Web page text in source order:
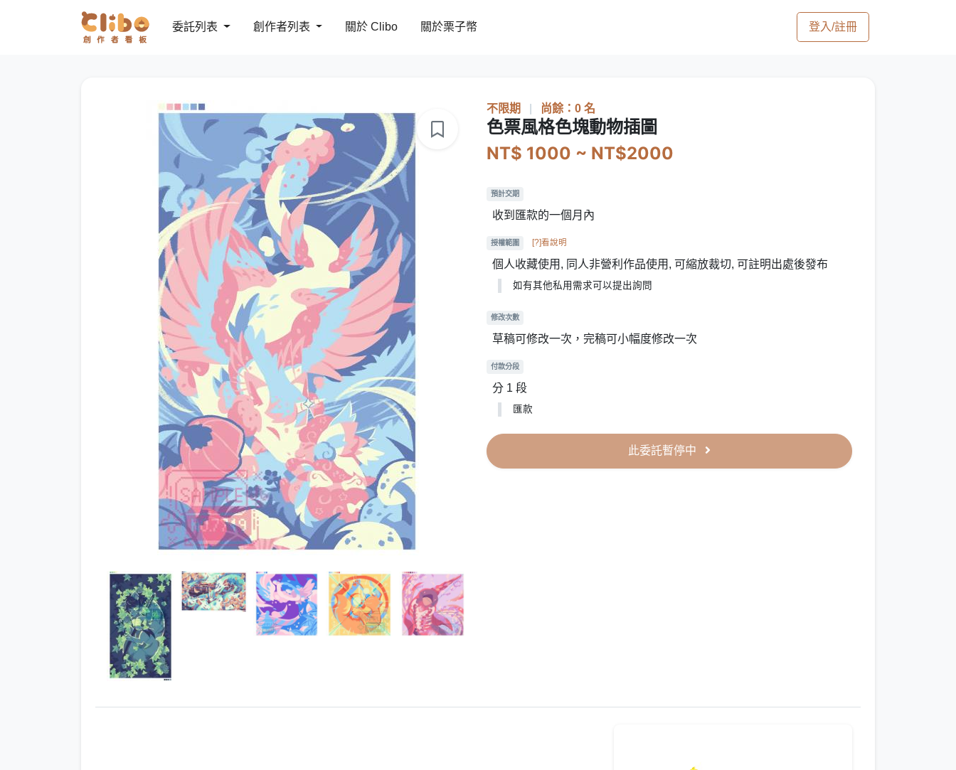
委託列表 創作者列表 關於 Clibo 關於栗子幣 登入/註冊
不限期 尚餘：0 名
色票風格色塊動物插圖
NT$ 1000 ~ NT$2000
預計交期
收到匯款的一個月內
授權範圍 [?]看說明
個人收藏使用, 同人非營利作品使用, 可縮放裁切, 可註明出處後發布
如有其他私用需求可以提出詢問
修改次數
草稿可修改一次，完稿可小幅度修改一次
付款分段
分 1 段
匯款
此委託暫停中